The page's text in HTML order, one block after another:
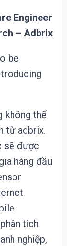
Engineer
– Adbrix
be
không thể
từ adbrix.
sẽ được
hàng đầu
tích
nghiệp,